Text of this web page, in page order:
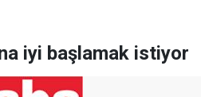
iyi başlamak istiyor